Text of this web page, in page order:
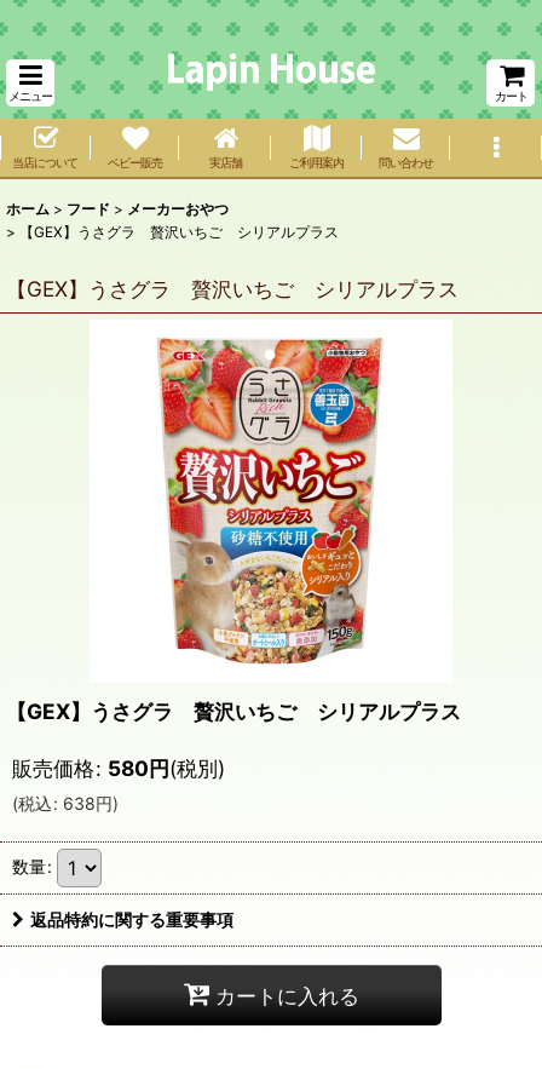
メニュー カート
当店について ベビー販売 実店舗 ご利用案内 問い合わせ
ホーム > フード > メーカーおやつ
>
【GEX】うさグラ 贅沢いちご シリアルプラス
【GEX】うさグラ 贅沢いちご シリアルプラス
【GEX】うさグラ 贅沢いちご シリアルプラス
販売価格: 580円(税別)
(税込: 638円)
数量:
返品特約に関する重要事項
カートに入れる